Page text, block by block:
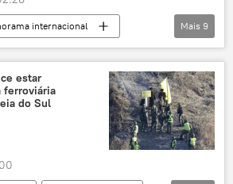
internacional
Américas
Rússia
Tio Sam
Turquia
Mais 9
estar
ferroviária
do Sul